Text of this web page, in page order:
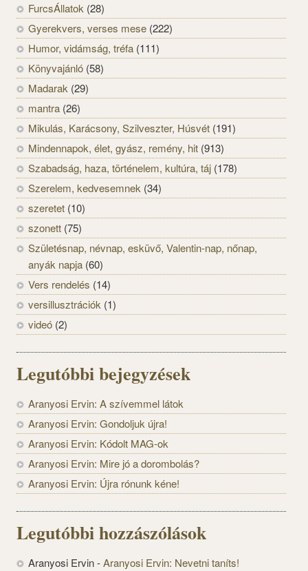
FurcsÁllatok (28)
Gyerekvers, verses mese (222)
Humor, vidámság, tréfa (111)
Könyvajánló (58)
Madarak (29)
mantra (26)
Mikulás, Karácsony, Szilveszter, Húsvét (191)
Mindennapok, élet, gyász, remény, hit (913)
Szabadság, haza, történelem, kultúra, táj (178)
Szerelem, kedvesemnek (34)
szeretet (10)
szonett (75)
Születésnap, névnap, esküvő, Valentin-nap, nőnap,
anyák napja (60)
Vers rendelés (14)
versillusztrációk (1)
videó (2)
Legutóbbi bejegyzések
Aranyosi Ervin: A szívemmel látok
Aranyosi Ervin: Gondoljuk újra!
Aranyosi Ervin: Kódolt MAG-ok
Aranyosi Ervin: Mire jó a dorombolás?
Aranyosi Ervin: Újra rónunk kéne!
Legutóbbi hozzászólások
Aranyosi Ervin-Aranyosi Ervin: Nevetni taníts!